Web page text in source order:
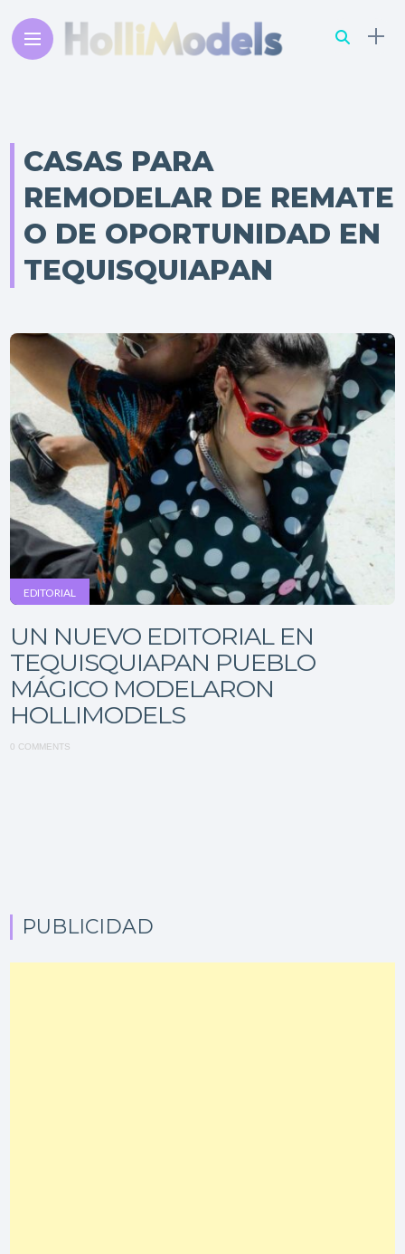
CASAS PARA
REMODELAR DE REMATE
O DE OPORTUNIDAD EN
TEQUISQUIAPAN
EDITORIAL
UN NUEVO EDITORIAL EN
TEQUISQUIAPAN PUEBLO
MÁGICO MODELARON
HOLLIMODELS
0 COMMENTS
PUBLICIDAD